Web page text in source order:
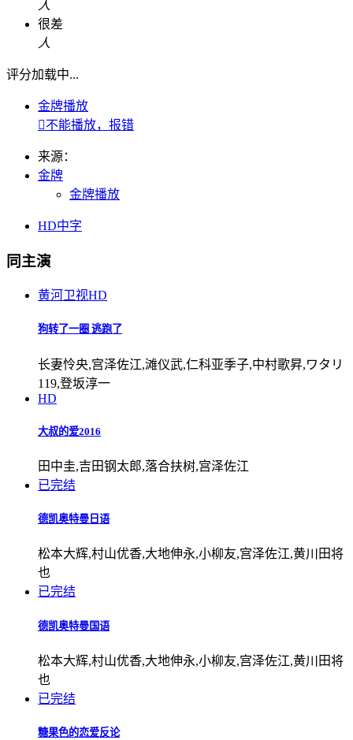
人
很差
人
评分加载中...
金牌播放
不能播放，报错
来源：
金牌
金牌播放
HD中字
同主演
黄河卫视HD
狗转了一圈 逃跑了
长妻怜央,宫泽佐江,滩仪武,仁科亚季子,中村歌昇,ワタリ
119,登坂淳一
HD
大叔的爱2016
田中圭,吉田钢太郎,落合扶树,宫泽佐江
已完结
德凯奥特曼日语
松本大辉,村山优香,大地伸永,小柳友,宫泽佐江,黄川田将
也
已完结
德凯奥特曼国语
松本大辉,村山优香,大地伸永,小柳友,宫泽佐江,黄川田将
也
已完结
糖果色的恋爱反论